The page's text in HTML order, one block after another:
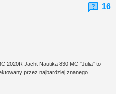
16
2020R ​Jacht Nautika 830 MC "Julia" to
przez najbardziej znanego